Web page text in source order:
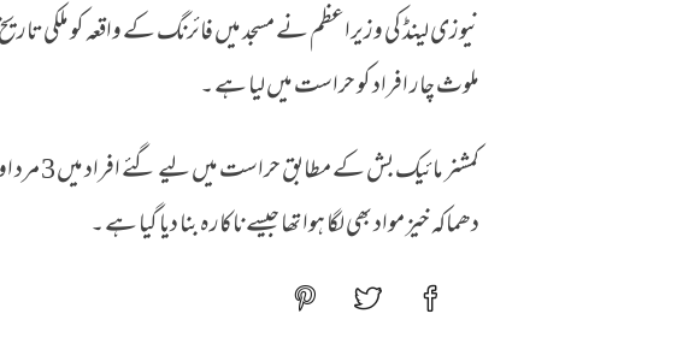
نیوزی لینڈ کی وزیراعظم نے مسجد میں فائرنگ کے واقعہ کو ملکی
ملوث چار افراد کو حراست میں لیا ہے ۔
کمشنر
دھماکہ خیز مواد بھی لگا ہوا تھا جیسے ناکارہ بنا دیا گیا ہے ۔